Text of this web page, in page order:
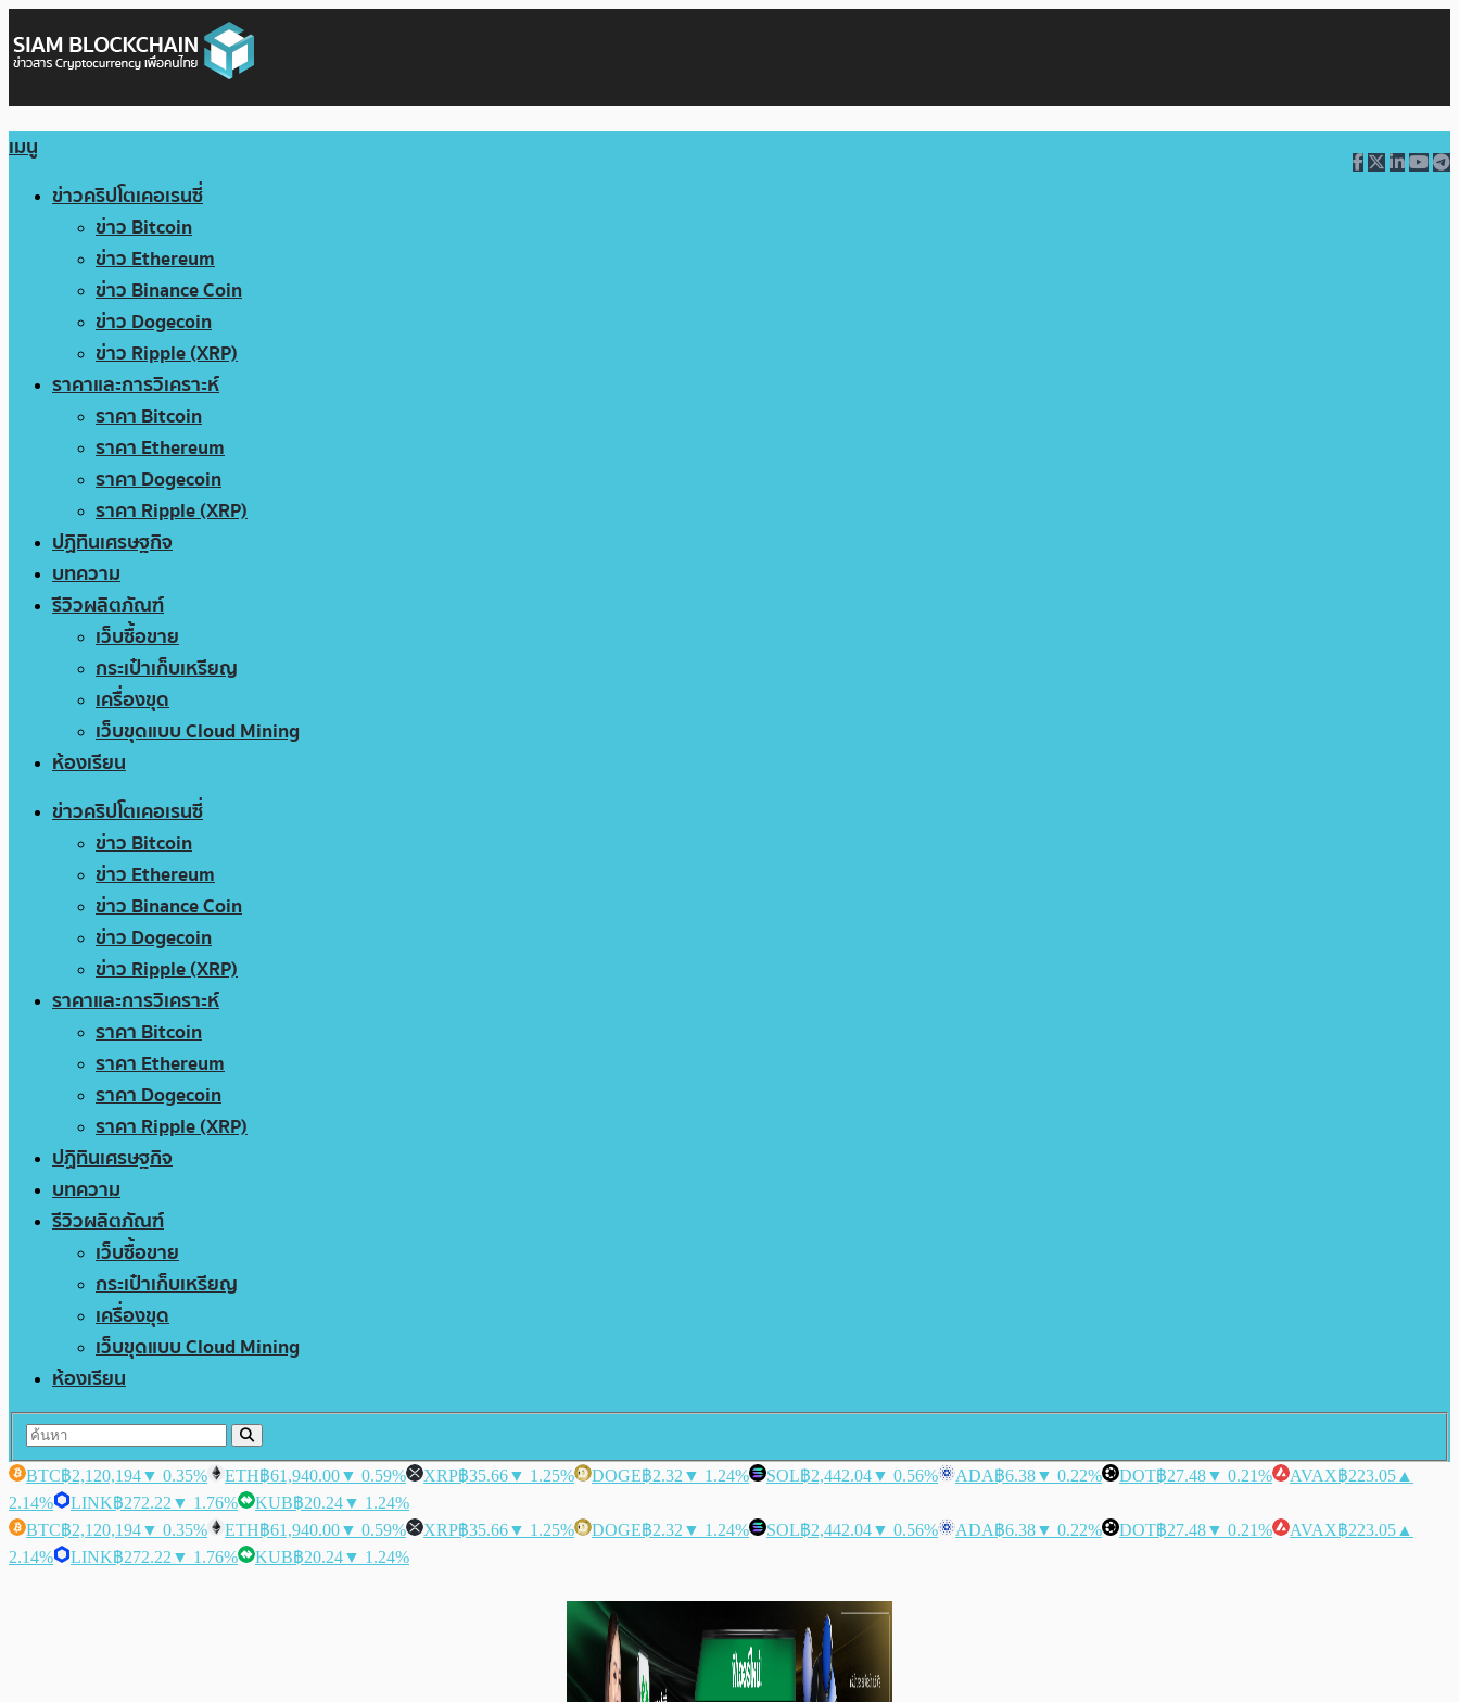
เมนู
ข่าวคริปโตเคอเรนซี่
ข่าว Bitcoin
ข่าว Ethereum
ข่าว Binance Coin
ข่าว Dogecoin
ข่าว Ripple (XRP)
ราคาและการวิเคราะห์
ราคา Bitcoin
ราคา Ethereum
ราคา Dogecoin
ราคา Ripple (XRP)
ปฏิทินเศรษฐกิจ
บทความ
รีวิวผลิตภัณฑ์
เว็บซื้อขาย
กระเป๋าเก็บเหรียญ
เครื่องขุด
เว็บขุดแบบ Cloud Mining
ห้องเรียน
ข่าวคริปโตเคอเรนซี่
ข่าว Bitcoin
ข่าว Ethereum
ข่าว Binance Coin
ข่าว Dogecoin
ข่าว Ripple (XRP)
ราคาและการวิเคราะห์
ราคา Bitcoin
ราคา Ethereum
ราคา Dogecoin
ราคา Ripple (XRP)
ปฏิทินเศรษฐกิจ
บทความ
รีวิวผลิตภัณฑ์
เว็บซื้อขาย
กระเป๋าเก็บเหรียญ
เครื่องขุด
เว็บขุดแบบ Cloud Mining
ห้องเรียน
BTC฿2,120,194▼ 0.35% ETH฿61,940.00▼ 0.59% XRP฿35.66▼ 1.25% DOGE฿2.32 ▼ 1.24% SOL฿2,442.04▼ 0.56% ADA฿6.38▼ 0.22% DOT฿27.48▼ 0.21% AVAX฿223.05 ▲
2.14%
LINK฿272.22 ▼ 1.76% KUB฿20.24▼ 1.24%
BTC฿2,120,194▼ 0.35% ETH฿61,940.00▼ 0.59% XRP฿35.66▼ 1.25% DOGE฿2.32 ▼ 1.24% SOL฿2,442.04▼ 0.56% ADA฿6.38▼ 0.22% DOT฿27.48▼ 0.21% AVAX฿223.05 ▲
2.14%
LINK฿272.22 ▼ 1.76% KUB฿20.24▼ 1.24%